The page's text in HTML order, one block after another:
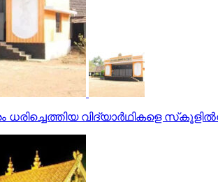
വിദ്യാര്‍ഥികളെ